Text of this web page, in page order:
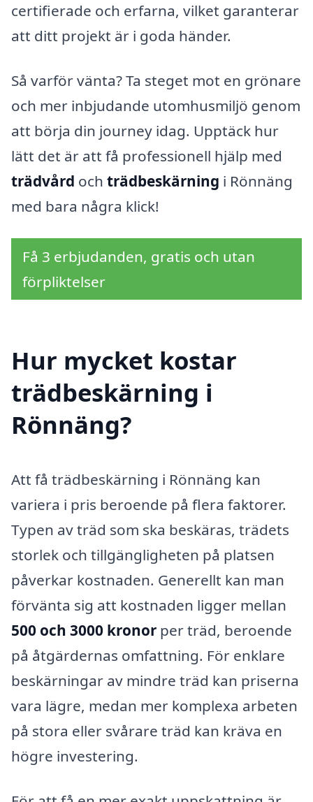
certifierade och erfarna, vilket garanterar
att ditt projekt är i goda händer.
Så varför vänta? Ta steget mot en grönare
och mer inbjudande utomhusmiljö genom
att börja din journey idag. Upptäck hur
lätt det är att få professionell hjälp med
trädvård och trädbeskärning i Rönnäng
med bara några klick!
Få 3 erbjudanden, gratis och utan
förpliktelser
Hur mycket kostar
trädbeskärning i
Rönnäng?
Att få trädbeskärning i Rönnäng kan
variera i pris beroende på flera faktorer.
Typen av träd som ska beskäras, trädets
storlek och tillgängligheten på platsen
påverkar kostnaden. Generellt kan man
förvänta sig att kostnaden ligger mellan
500 och 3000 kronor per träd, beroende
på åtgärdernas omfattning. För enklare
beskärningar av mindre träd kan priserna
vara lägre, medan mer komplexa arbeten
på stora eller svårare träd kan kräva en
högre investering.